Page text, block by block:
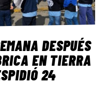
DESPUÉS
EN TIERRA
24